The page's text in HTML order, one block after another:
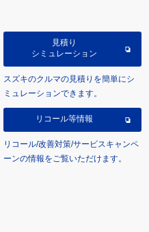
見積り
シミュレーション
スズキのクルマの見積りを簡単にシ
ミュレーションできます。
リコール等情報
リコール/改善対策/サービスキャンペ
ーンの情報をご覧いただけます。